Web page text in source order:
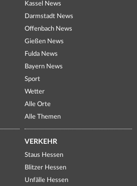
Kassel News
Darmstadt News
Offenbach News
Gießen News
Fulda News
Bayern News
Sport
Wetter
Alle Orte
Alle Themen
VERKEHR
Staus Hessen
Blitzer Hessen
Unfälle Hessen